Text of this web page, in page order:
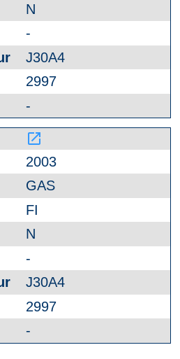
N
-
J30A4
2997
-
launch
2003
GAS
FI
N
-
J30A4
2997
-